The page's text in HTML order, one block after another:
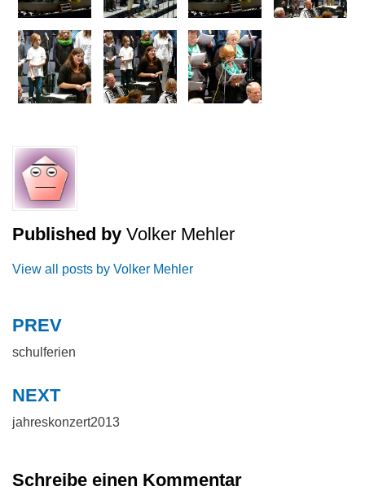
Published by Volker Mehler
View all posts by Volker Mehler
Beitragsnavigation
PREV
schulferien
NEXT
jahreskonzert2013
Schreibe einen Kommentar